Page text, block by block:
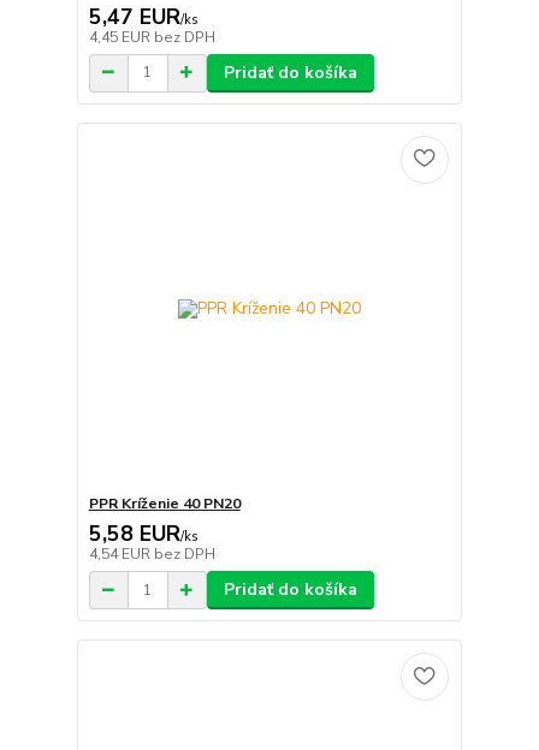
5,47 EUR/ks
4,45 EUR bez DPH
Pridať do košíka
PPR Kríženie 40 PN20
5,58 EUR/ks
4,54 EUR bez DPH
Pridať do košíka